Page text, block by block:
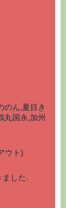
のん,夏目き
丸国永,加州
ウト)
ました.